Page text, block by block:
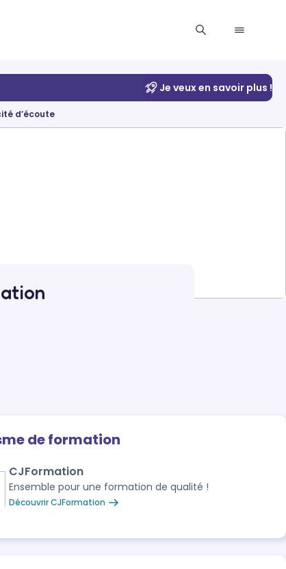
Je veux en savoir plus !
d’écoute
de formation
CJFormation
Ensemble pour une formation de qualité !
Découvrir CJFormation